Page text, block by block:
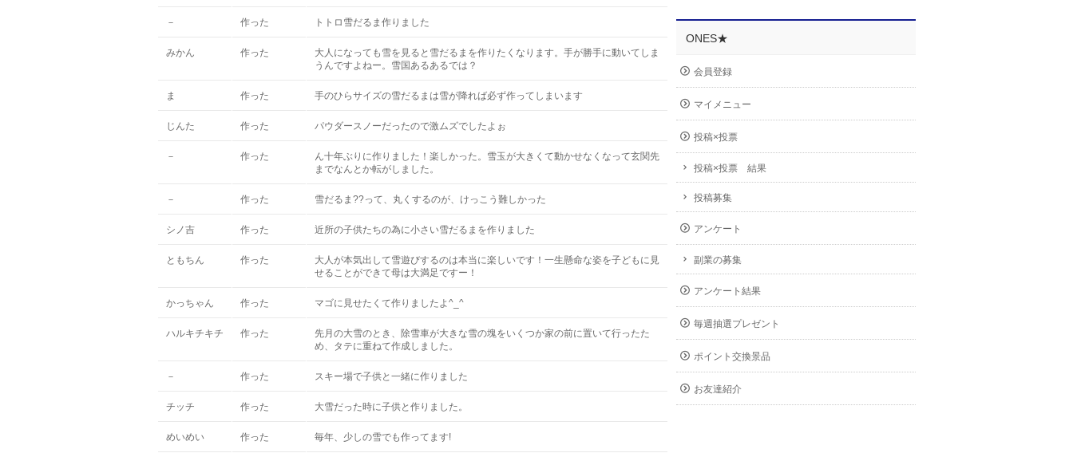
－ 作った トトロ雪だるま作りました
みかん 作った
大人になっても雪を見ると雪だるまを作りたくなります。手が勝手に動いてしま
うんですよねー。雪国あるあるでは？
ま 作った 手のひらサイズの雪だるまは雪が降れば必ず作ってしまいます
じんた 作った パウダースノーだったので激ムズでしたよぉ
－ 作った
ん十年ぶりに作りました！楽しかった。雪玉が大きくて動かせなくなって玄関先
までなんとか転がしました。
－ 作った 雪だるま??って、丸くするのが、けっこう難しかった
シノ吉 作った 近所の子供たちの為に小さい雪だるまを作りました
ともちん 作った
大人が本気出して雪遊びするのは本当に楽しいです！一生懸命な姿を子どもに見
せることができて母は大満足ですー！
かっちゃん 作った マゴに見せたくて作りましたよ^_^
ハルキチキチ 作った
先月の大雪のとき、除雪車が大きな雪の塊をいくつか家の前に置いて行ったた
め、タテに重ねて作成しました。
－ 作った スキー場で子供と一緒に作りました
チッチ 作った 大雪だった時に子供と作りました。
めいめい 作った 毎年、少しの雪でも作ってます!
ONES★
会員登録
マイメニュー
投稿×投票
投稿×投票 結果
投稿募集
アンケート
副業の募集
アンケート結果
毎週抽選プレゼント
ポイント交換景品
お友達紹介